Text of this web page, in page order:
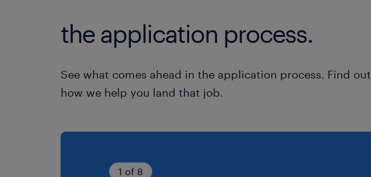
the application process.
See what comes ahead in the application process. Find out
how we help you land that job.
1 of 8